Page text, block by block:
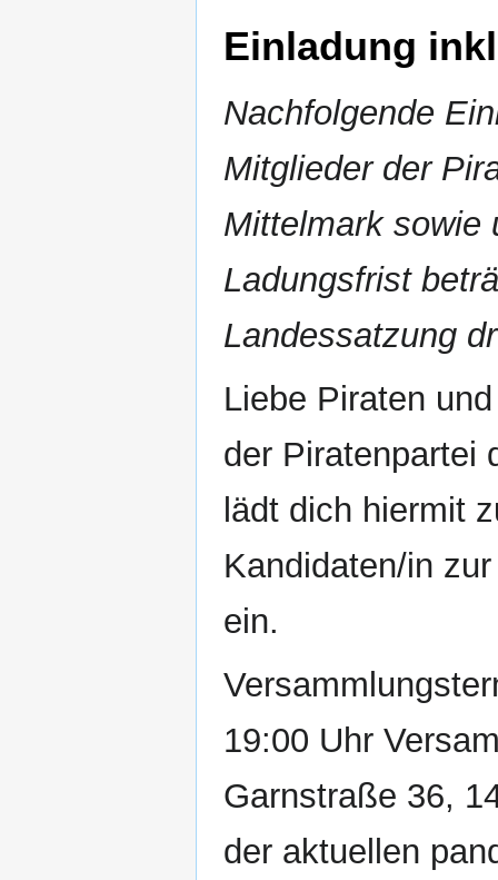
Einladung
Nachfolgende
Mitglieder der
Mittelmark sowie
Ladungsfrist
Landessatzung
Liebe Piraten
der Piratenpartei
lädt dich hiermit
Kandidaten/in
ein.
19:00 Uhr
Garnstraße 36,
der aktuellen